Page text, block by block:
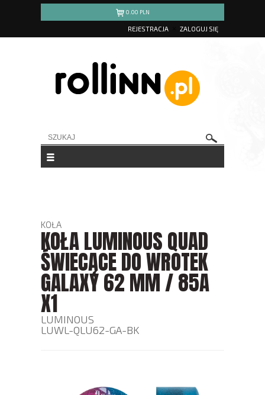
0.00 PLN
REJESTRACJA ZALOGUJ SIĘ
KOŁA
KOŁA LUMINOUS QUAD
ŚWIECĄCE DO WROTEK
GALAXY 62 MM / 85A
X1
LUMINOUS
LUWL-QLU62-GA-BK